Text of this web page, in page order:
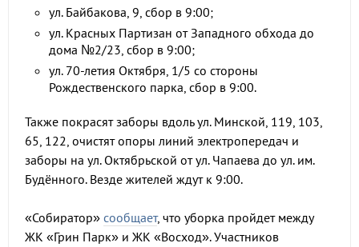
ул. Байбакова, 9, сбор в 9:00;
ул. Красных Партизан от Западного обхода до
дома №2/23, сбор в 9:00;
ул. 70-летия Октября, 1/5 со стороны
Рождественского парка, сбор в 9:00.
Также покрасят заборы вдоль ул. Минской, 119, 103,
65, 122, очистят опоры линий электропередач и
заборы на ул. Октябрьской от ул. Чапаева до ул. им.
Будённого. Везде жителей ждут к 9:00.
«Собиратор» сообщает, что уборка пройдет между
ЖК «Грин Парк» и ЖК «Восход». Участников